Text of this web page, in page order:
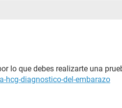
lo que debes realizarte una
diagnostico-del-embarazo